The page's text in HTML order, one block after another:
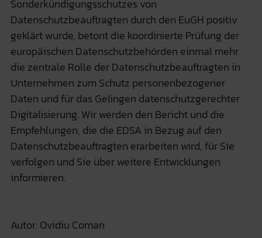
Sonderkündigungsschutzes von
Datenschutzbeauftragten durch den EuGH positiv
geklärt wurde, betont die koordinierte Prüfung der
europäischen Datenschutzbehörden einmal mehr
die zentrale Rolle der Datenschutzbeauftragten in
Unternehmen zum Schutz personenbezogener
Daten und für das Gelingen datenschutzgerechter
Digitalisierung. Wir werden den Bericht und die
Empfehlungen, die die EDSA in Bezug auf den
Datenschutzbeauftragten erarbeiten wird, für Sie
verfolgen und Sie über weitere Entwicklungen
informieren.
Autor: Ovidiu Coman